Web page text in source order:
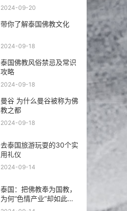
2024-09-20
带你了解泰国佛教文化
2024-09-18
泰国佛教风俗禁忌及常识
攻略
2024-09-18
曼谷 为什么曼谷被称为佛
教之都
2024-09-18
用礼仪
为何“色情产业”却如此繁
荣发达？
2024-09-14